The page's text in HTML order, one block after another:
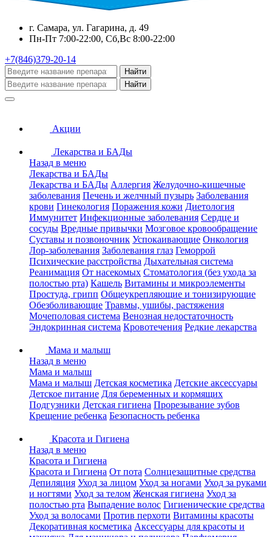
г. Самара, ул. Гагарина, д. 49
Пн-Пт 7:00-22:00, Сб,Вс 8:00-22:00
+7(846)379-20-14
Найти
Найти
Акции
Лекарства и БАДы
Назад в меню
Лекарства и БАДы
Лекарства и БАДы Аллергия Желудочно-кишечные
заболевания Печень и желчный пузырь Заболевания
крови Гинекология Поражения кожи Диетология
Иммунитет Инфекционные заболевания Сердце и
сосуды Вредные привычки Мозговое кровообращение
Суставы и позвоночник Успокаивающие Онкология
Лор-заболевания Заболевания глаз Геморрой
Психические расстройства Дыхательная система
Реанимация От насекомых Стоматология (без ухода за
полостью рта) Кашель Витамины и микроэлементы
Простуда, грипп Общеукрепляющие и тонизирующие
Обезболивающие Травмы, ушибы, растяжения
Мочеполовая система Венозная недостаточность
Эндокринная система Кровотечения Редкие лекарства
Мама и малыш
Назад в меню
Мама и малыш
Мама и малыш Детская косметика Детские аксессуары
Детское питание Для беременных и кормящих
Подгузники Детская гигиена Прорезывание зубов
Крещение ребенка Безопасность ребенка
Красота и Гигиена
Назад в меню
Красота и Гигиена
Красота и Гигиена От пота Солнцезащитные средства
Депиляция Уход за лицом Уход за ногами Уход за руками
и ногтями Уход за телом Женская гигиена Уход за
полостью рта Выпадение волос Гигиенические средства
Уход за волосами Против перхоти Витамины красоты
Декоративная косметика Аксессуары для красоты и